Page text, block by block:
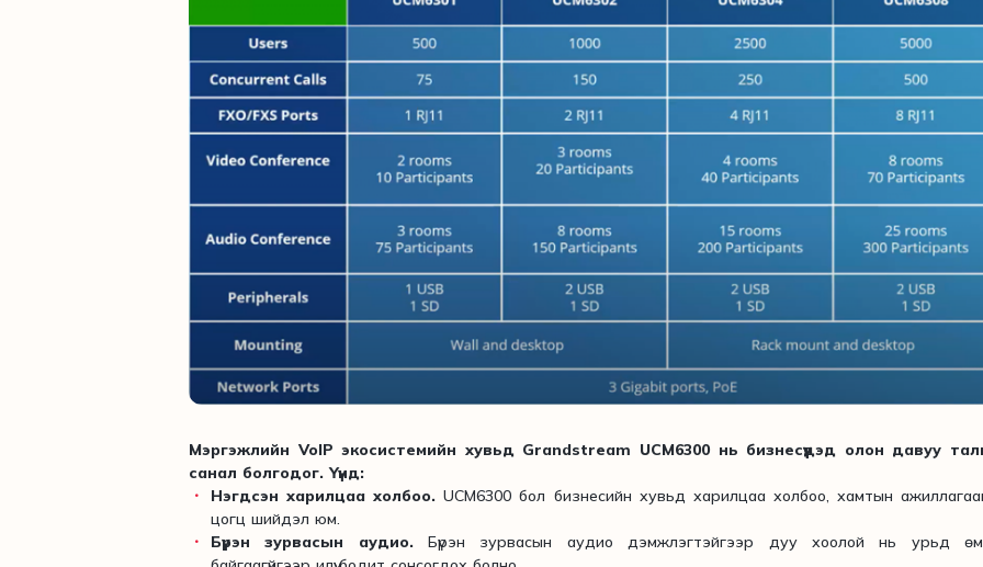
Мэргэжлийн VoIP экосистемийн хувьд Grandstream UCM6300 нь бизнесүүдэд олон давуу
санал болгодог. Үүнд:
Нэгдсэн харилцаа холбоо. UCM6300 бол бизнесийн хувьд харилцаа холбоо, хамтын
цогц шийдэл юм.
Бүрэн зурвасын аудио.Бүрэн зурвасын аудио дэмжлэгтэйгээр дуу хоолой нь урьд